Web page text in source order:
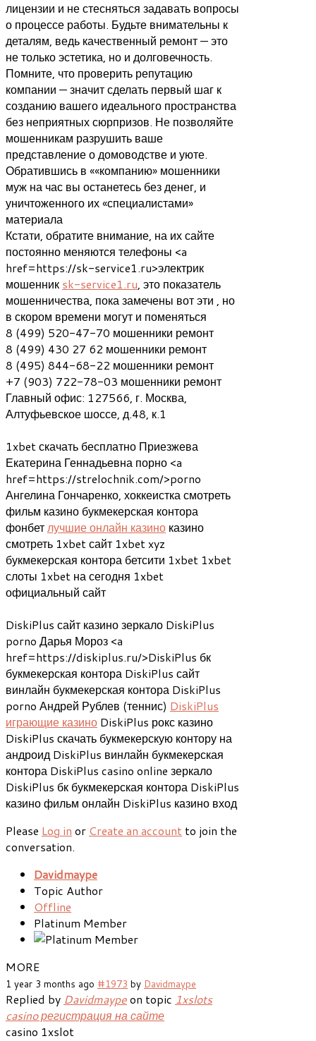
лицензии и не стесняться задавать вопросы
о процессе работы. Будьте внимательны к
деталям, ведь качественный ремонт — это
не только эстетика, но и долговечность.
Помните, что проверить репутацию
компании — значит сделать первый шаг к
созданию вашего идеального пространства
без неприятных сюрпризов. Не позволяйте
мошенникам разрушить ваше
представление о домоводстве и уюте.
Обратившись в ««компанию» мошенники
муж на час вы останетесь без денег, и
уничтоженного их «специалистами»
материала
Кстати, обратите внимание, на их сайте
постоянно меняются телефоны <a
href=https://sk-service1.ru>электрик
мошенник sk-service1.ru, это показатель
мошенничества, пока замечены вот эти , но
в скором времени могут и поменяться
8 (499) 520-47-70 мошенники ремонт
8 (499) 430 27 62 мошенники ремонт
8 (495) 844-68-22 мошенники ремонт
+7 (903) 722-78-03 мошенники ремонт
Главный офис: 127566, г. Москва,
Алтуфьевское шоссе, д.48, к.1
1xbet скачать бесплатно Приезжева
Екатерина Геннадьевна порно <a
href=https://strelochnik.com/>porno
Ангелина Гончаренко, хоккеистка смотреть
фильм казино букмекерская контора
фонбетлучшие онлайн казино казино
смотреть 1xbet сайт 1xbet xyz
букмекерская контора бетсити 1xbet 1xbet
слоты 1xbet на сегодня 1xbet
официальный сайт
DiskiPlus сайт казино зеркало DiskiPlus
porno Дарья Мороз <a
href=https://diskiplus.ru/>DiskiPlus бк
букмекерская контора DiskiPlus сайт
винлайн букмекерская контора DiskiPlus
porno Андрей Рублев (теннис) DiskiPlus
играющие казино DiskiPlus рокс казино
DiskiPlus скачать букмекерскую контору на
андроид DiskiPlus винлайн букмекерская
контора DiskiPlus casino online зеркало
DiskiPlus бк букмекерская контора DiskiPlus
казино фильм онлайн DiskiPlus казино вход
Please Log in or Create an account to join the
conversation.
Davidmaype
Topic Author
Offline
Platinum Member
MORE
1 year 3 months ago #1973 by Davidmaype
Replied by Davidmaypeon topic 1xslots
casino регистрация на сайте
casino 1xslot